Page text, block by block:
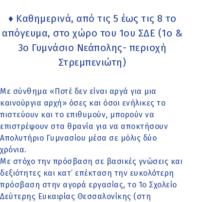
♦ Καθημερινά, από τις 5 έως τις 8 το
απόγευμα, στο χώρο του 1ου ΣΔΕ (1ο &
3ο Γυμνάσιο Νεάπολης- περιοχή
Στρεμπενιώτη)
Με σύνθημα «Ποτέ δεν είναι αργά για μια
καινούργια αρχή» όσες και όσοι ενήλικες το
πιστεύουν και το επιθυμούν, μπορούν να
επιστρέψουν στα θρανία για να αποκτήσουν
Απολυτήριο Γυμνασίου μέσα σε μόλις δύο
χρόνια.
Με στόχο την πρόσβαση σε βασικές γνώσεις και
δεξιότητες και κατ’ επέκταση την ευκολότερη
πρόσβαση στην αγορά εργασίας, το 1ο Σχολείο
Δεύτερης Ευκαιρίας Θεσσαλονίκης (στη